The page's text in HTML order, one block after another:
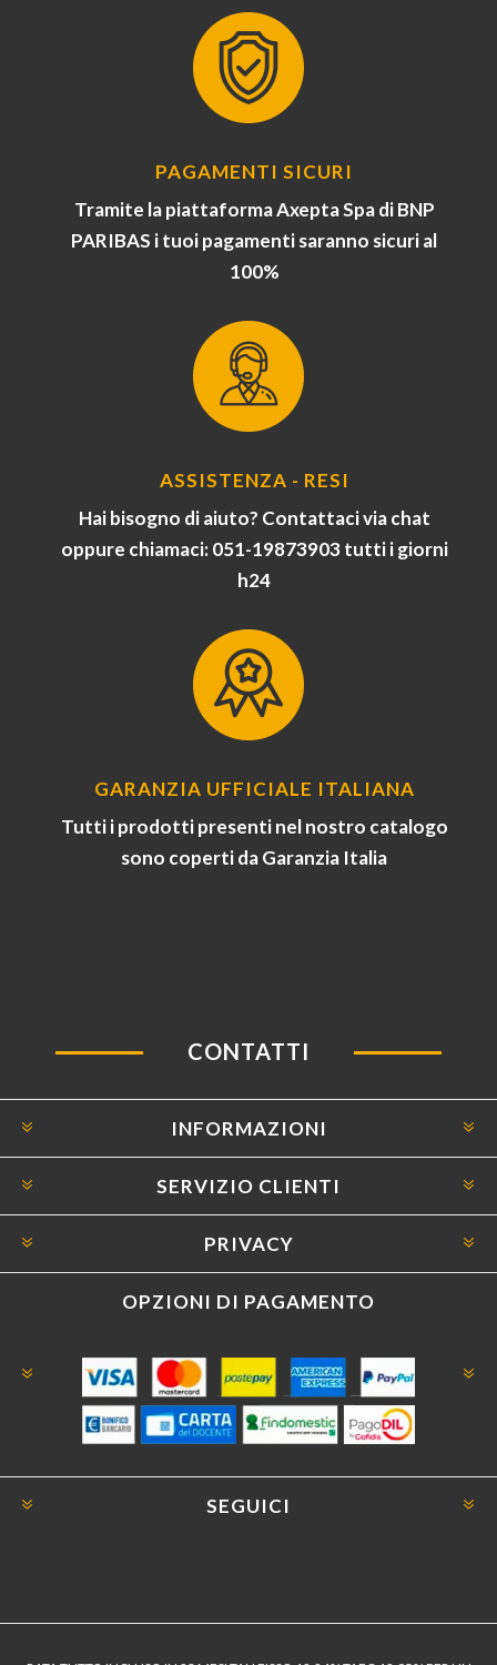
PAGAMENTI SICURI
Tramite la piattaforma Axepta Spa di BNP
PARIBAS i tuoi pagamenti saranno sicuri al
100%
ASSISTENZA - RESI
Hai bisogno di aiuto? Contattaci via chat
oppure chiamaci: 051-19873903 tutti i giorni
h24
GARANZIA UFFICIALE ITALIANA
Tutti i prodotti presenti nel nostro catalogo
sono coperti da Garanzia Italia
CONTATTI
INFORMAZIONI
SERVIZIO CLIENTI
PRIVACY
OPZIONI DI PAGAMENTO
SEGUICI